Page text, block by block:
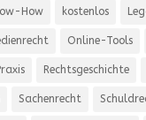
How kostenlos
Online-Tools
Rechtsgeschichte
Sachenrecht